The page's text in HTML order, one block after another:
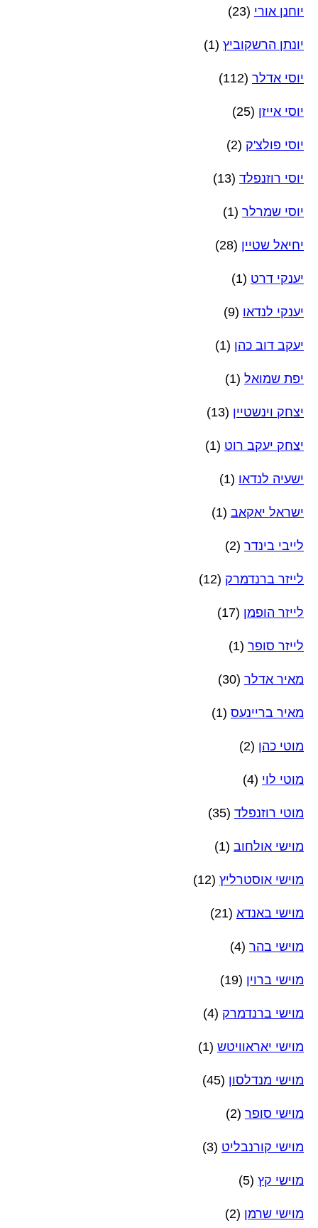
יוחנן אורי (23)
יונתן הרשקוביץ (1)
יוסי אדלר (112)
יוסי אייזן (25)
יוסי פולצ'ק (2)
יוסי רוזנפלד (13)
יוסי שמרלר (1)
יחיאל שטיין (28)
יענקי דרט (1)
יענקי לנדאו (9)
יעקב דוב כהן (1)
יפת שמואל (1)
יצחק וינשטיין (13)
יצחק יעקב רוט (1)
ישעיה לנדאו (1)
ישראל יאקאב (1)
לייבי בינדר (2)
לייזר ברנדמרק (12)
לייזר הופמן (17)
לייזר סופר (1)
מאיר אדלר (30)
מאיר בריינעס (1)
מוטי כהן (2)
מוטי לוי (4)
מוטי רוזנפלד (35)
מוישי אולחוב (1)
מוישי אוסטרליץ (12)
מוישי באנדא (21)
מוישי בהר (4)
מוישי ברוין (19)
מוישי ברנדמרק (4)
מוישי יאראוויטש (1)
מוישי מנדלסון (45)
מוישי סופר (2)
מוישי קורנבליט (3)
מוישי קץ (5)
מוישי שרמן (2)